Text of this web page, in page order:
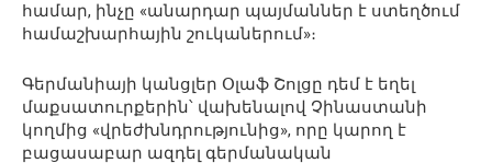
համար, ինչը «անարդար պայմաններ է ստեղծում
համաշխարհային շուկաներում»։
Գերմանիայի կանցլեր Օլաֆ Շոլցը դեմ է եղել
մաքսատուրքերին՝ վախենալով Չինաստանի
կողմից «վրեժխնդրությունից», որը կարող է
բացասաբար ազդել գերմանական